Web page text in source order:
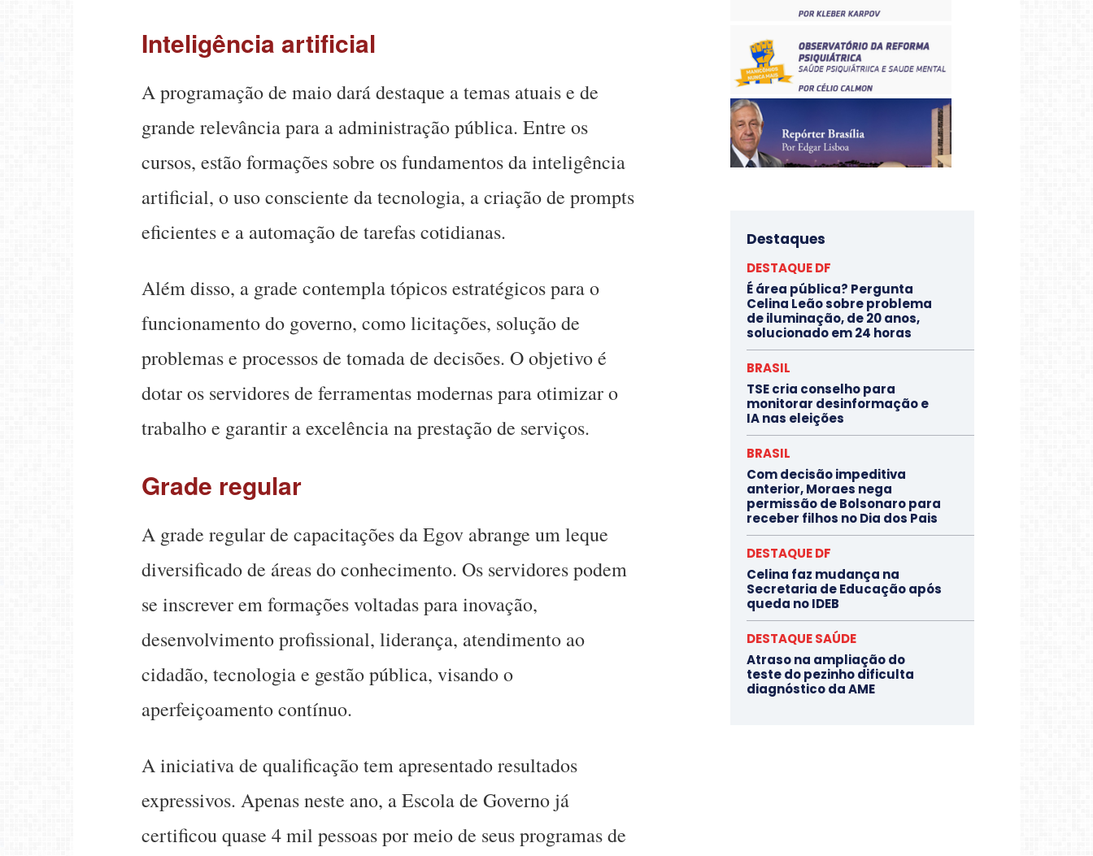
Inteligência artificial
A programação de maio dará destaque a temas atuais e de
grande relevância para a administração pública. Entre os
cursos, estão formações sobre os fundamentos da inteligência
artificial, o uso consciente da tecnologia, a criação de prompts
eficientes e a automação de tarefas cotidianas.
Além disso, a grade contempla tópicos estratégicos para o
funcionamento do governo, como licitações, solução de
problemas e processos de tomada de decisões. O objetivo é
dotar os servidores de ferramentas modernas para otimizar o
trabalho e garantir a excelência na prestação de serviços.
Grade regular
A grade regular de capacitações da Egov abrange um leque
diversificado de áreas do conhecimento. Os servidores podem
se inscrever em formações voltadas para inovação,
desenvolvimento profissional, liderança, atendimento ao
cidadão, tecnologia e gestão pública, visando o
aperfeiçoamento contínuo.
A iniciativa de qualificação tem apresentado resultados
expressivos. Apenas neste ano, a Escola de Governo já
certificou quase 4 mil pessoas por meio de seus programas de
Destaques
DESTAQUE DF
É área pública? Pergunta
Celina Leão sobre problema
de iluminação, de 20 anos,
solucionado em 24 horas
BRASIL
TSE cria conselho para
monitorar desinformação e
IA nas eleições
BRASIL
Com decisão impeditiva
anterior, Moraes nega
permissão de Bolsonaro para
receber filhos no Dia dos Pais
DESTAQUE DF
Celina faz mudança na
Secretaria de Educação após
queda no IDEB
DESTAQUE SAÚDE
Atraso na ampliação do
teste do pezinho dificulta
diagnóstico da AME